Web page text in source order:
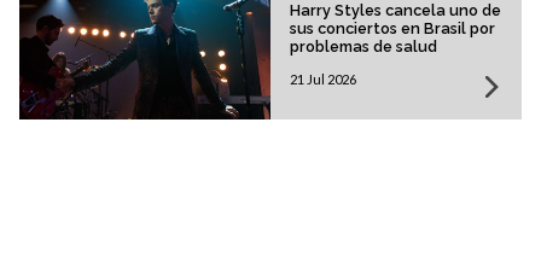
Harry Styles cancela uno de
sus conciertos en Brasil por
problemas de salud
21 Jul 2026